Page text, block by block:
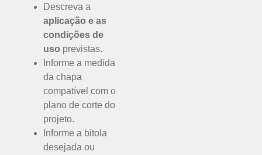
Descreva a
aplicação e as
condições de
uso previstas.
Informe a medida
da chapa
compatível com o
plano de corte do
projeto.
Informe a bitola
desejada ou